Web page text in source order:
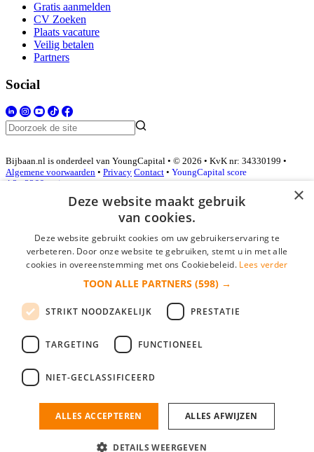
Gratis aanmelden
CV Zoeken
Plaats vacature
Veilig betalen
Partners
Social
Bijbaan.nl is onderdeel van YoungCapital • © 2026 • KvK nr: 34330199 •
Algemene voorwaarden • Privacy Contact • YoungCapital score
4.3 - 3366 reviews
Inloggen als bedrijf
*
login gegevens onthouden
login
Bedrijf aanmelden
nieuwe collega/werknemer zo gevonden!
×
Deze website maakt gebruik
van cookies.
Deze website gebruikt cookies om uw gebruikerservaring te
verbeteren. Door onze website te gebruiken, stemt u in met alle
cookies in overeenstemming met ons Cookiebeleid. Lees verder
TOON ALLE PARTNERS (598) →
STRIKT NOODZAKELIJK PRESTATIE
TARGETING FUNCTIONEEL
NIET-GECLASSIFICEERD
ALLES ACCEPTEREN ALLES AFWIJZEN
DETAILS WEERGEVEN